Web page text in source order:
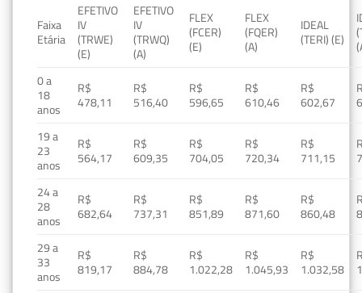
Faixa
Etária
EFETIVO
IV
(TRWE)
(E)
EFETIVO
IV
(TRWQ)
(A)
FLEX
(FCER)
(E)
FLEX
(FQER)
(A)
IDEAL
(TERI) (E)
0 a
18
anos
R$
478,11
R$
516,40
R$
596,65
R$
610,46
R$
602,67
19 a
23
anos
R$
564,17
R$
609,35
R$
704,05
R$
720,34
R$
711,15
24 a
28
anos
R$
682,64
R$
737,31
R$
851,89
R$
871,60
R$
860,48
29 a
33
anos
R$
819,17
R$
884,78
R$
1.022,28
R$
1.045,93
R$
1.032,58